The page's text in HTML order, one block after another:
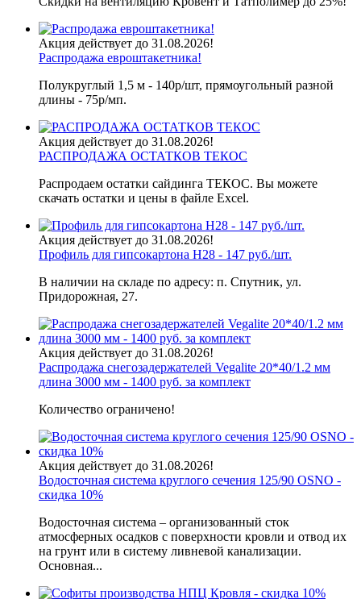
Акция действует до 31.08.2026!
Распродажа евроштакетника!
Полукруглый 1,5 м - 140р/шт, прямоугольный разной
длины - 75р/мп.
Акция действует до 31.08.2026!
РАСПРОДАЖА ОСТАТКОВ ТЕКОС
Распродаем остатки сайдинга ТЕКОС. Вы можете
скачать остатки и цены в файле Excel.
Акция действует до 31.08.2026!
Профиль для гипсокартона H28 - 147 руб./шт.
В наличии на складе по адресу: п. Спутник, ул.
Придорожная, 27.
Акция действует до 31.08.2026!
Распродажа снегозадержателей Vegalite 20*40/1.2 мм
длина 3000 мм - 1400 руб. за комплект
Количество ограничено!
Акция действует до 31.08.2026!
Водосточная система круглого сечения 125/90 OSNO -
скидка 10%
Водосточная система – организованный сток
атмосферных осадков с поверхности кровли и отвод их
на грунт или в систему ливневой канализации.
Основная...